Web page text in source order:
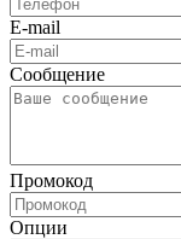
E-mail
Сообщение
Промокод
Опции